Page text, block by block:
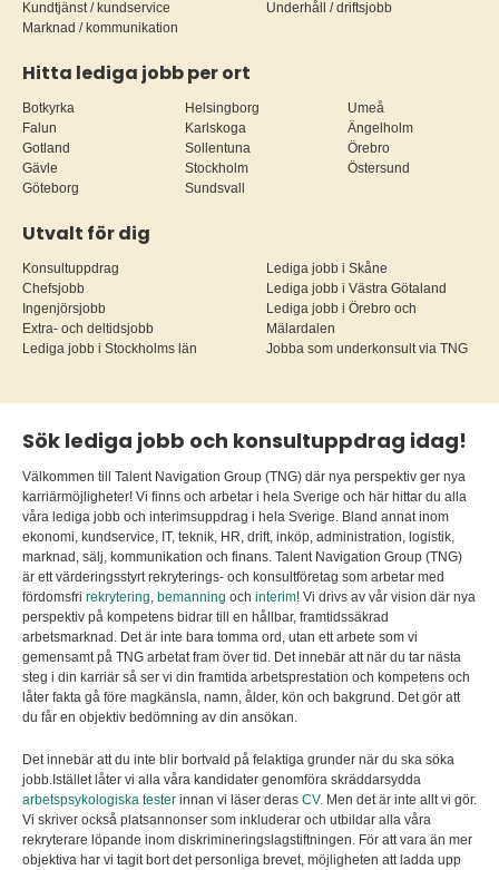
Kundtjänst / kundservice
Marknad / kommunikation
Underhåll / driftsjobb
Hitta lediga jobb per ort
Botkyrka
Falun
Gotland
Gävle
Göteborg
Helsingborg
Karlskoga
Sollentuna
Stockholm
Sundsvall
Umeå
Ängelholm
Örebro
Östersund
Utvalt för dig
Konsultuppdrag
Chefsjobb
Ingenjörsjobb
Extra- och deltidsjobb
Lediga jobb i Stockholms län
Lediga jobb i Skåne
Lediga jobb i Västra Götaland
Lediga jobb i Örebro och
Mälardalen
Jobba som underkonsult via TNG
Sök lediga jobb och konsultuppdrag idag!
Välkommen till Talent Navigation Group (TNG) där nya perspektiv ger nya
karriärmöjligheter! Vi finns och arbetar i hela Sverige och här hittar du alla
våra lediga jobb och interimsuppdrag i hela Sverige. Bland annat inom
ekonomi, kundservice, IT, teknik, HR, drift, inköp, administration, logistik,
marknad, sälj, kommunikation och finans. Talent Navigation Group (TNG)
är ett värderingsstyrt rekryterings- och konsultföretag som arbetar med
fördomsfri rekrytering, bemanning och interim! Vi drivs av vår vision där nya
perspektiv på kompetens bidrar till en hållbar, framtidssäkrad
arbetsmarknad. Det är inte bara tomma ord, utan ett arbete som vi
gemensamt på TNG arbetat fram över tid. Det innebär att när du tar nästa
steg i din karriär så ser vi din framtida arbetsprestation och kompetens och
låter fakta gå före magkänsla, namn, ålder, kön och bakgrund. Det gör att
du får en objektiv bedömning av din ansökan.
Det innebär att du inte blir bortvald på felaktiga grunder när du ska söka
jobb.Istället låter vi alla våra kandidater genomföra skräddarsydda
arbetspsykologiska tester innan vi läser deras CV. Men det är inte allt vi gör.
Vi skriver också platsannonser som inkluderar och utbildar alla våra
rekryterare löpande inom diskrimineringslagstiftningen. För att vara än mer
objektiva har vi tagit bort det personliga brevet, möjligheten att ladda upp